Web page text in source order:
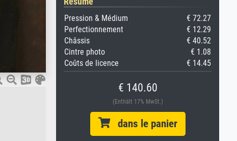
Pression & Médium
€ 72.27
Perfectionnement
€ 12.29
Châssis
€ 40.52
Cintre photo
€ 1.08
Coûts de licence
€ 14.45
€ 140.60
(Enthält 17% MwSt.)
dans le panier